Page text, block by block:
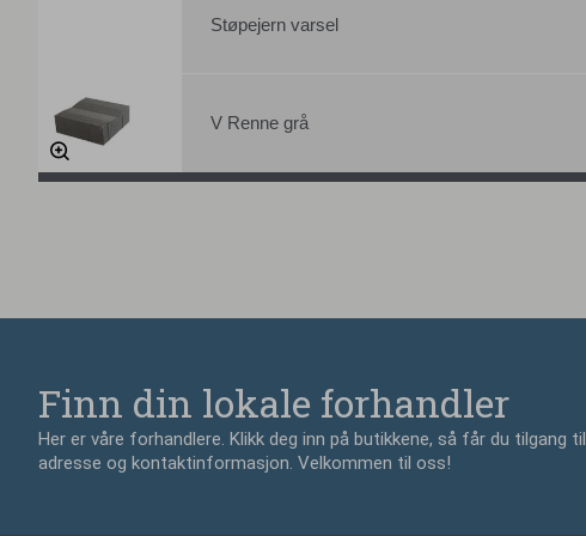
Støpejern varsel
V Renne grå
Finn din lokale forhandler
Her er våre forhandlere. Klikk deg inn på butikkene, så får du tilgang til
adresse og kontaktinformasjon. Velkommen til oss!